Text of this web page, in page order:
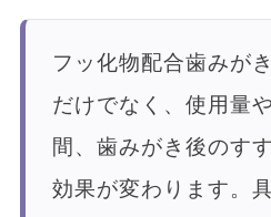
フッ化物配合歯みが
だけでなく、使用量
間、歯みがき後のす
効果が変わります。